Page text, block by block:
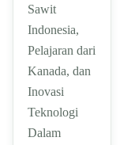
Sawit
Indonesia,
Pelajaran dari
Kanada, dan
Inovasi
Teknologi
Dalam